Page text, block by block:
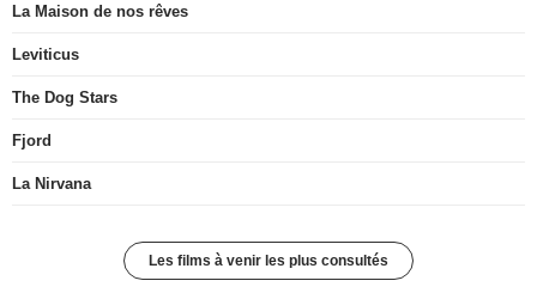
La Maison de nos rêves
Leviticus
The Dog Stars
Fjord
La Nirvana
Les films à venir les plus consultés